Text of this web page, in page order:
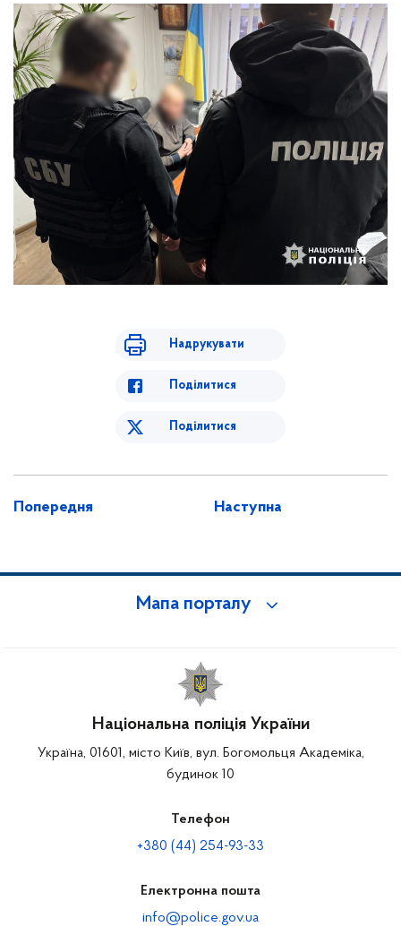
Надрукувати
Поділитися
Поділитися
Попередня Наступна
Мапа порталу
Національна поліція України
Україна, 01601, місто Київ, вул. Богомольця Академіка,
будинок 10
Телефон
+380 (44) 254-93-33
Електронна пошта
info@police.gov.ua